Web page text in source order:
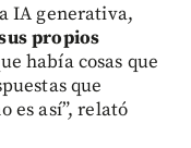
IA generativa,
propios
había cosas que
que
es así”, relató